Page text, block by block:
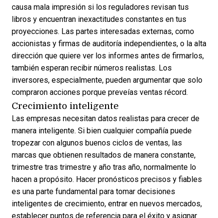
causa mala impresión si los reguladores revisan tus
libros y encuentran inexactitudes constantes en tus
proyecciones. Las partes interesadas externas, como
accionistas y firmas de auditoría independientes, o la alta
dirección que quiere ver los informes antes de firmarlos,
también esperan recibir números realistas. Los
inversores, especialmente, pueden argumentar que solo
compraron acciones porque preveías ventas récord.
Crecimiento inteligente
Las empresas necesitan datos realistas para crecer de
manera inteligente. Si bien cualquier compañía puede
tropezar con algunos buenos ciclos de ventas, las
marcas que obtienen resultados de manera constante,
trimestre tras trimestre y año tras año, normalmente lo
hacen a propósito. Hacer pronósticos precisos y fiables
es una parte fundamental para tomar decisiones
inteligentes de crecimiento, entrar en nuevos mercados,
establecer puntos de referencia para el éxito y asignar